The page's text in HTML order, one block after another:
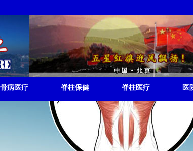
骨病医疗 脊柱保健 脊柱医疗 医